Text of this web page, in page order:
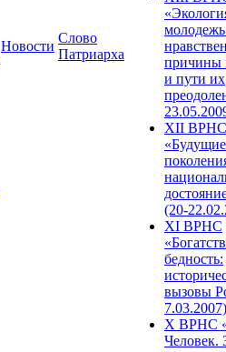
Новости
Слово
Патриарха
причины
и пути их
XII ВРНС
«Будущие
(20-
XI ВРНС
бедность:
вызовы
7.03.2007)
X ВРНС
Человек.